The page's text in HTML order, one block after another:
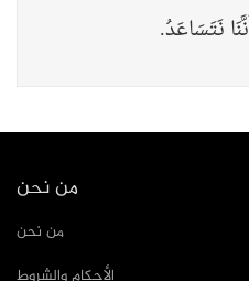
نَتَسَاعَدُ.
من نحن
من نحن
الأحكام والشروط